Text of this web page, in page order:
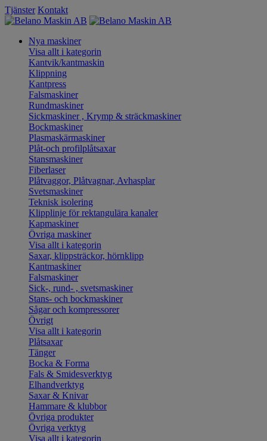
Tjänster Kontakt
Nya maskiner
Visa allt i kategorin
Kantvik/kantmaskin
Klippning
Kantpress
Falsmaskiner
Rundmaskiner
Sickmaskiner , Krymp & sträckmaskiner
Bockmaskiner
Plasmaskärmaskiner
Plåt-och profilplåtsaxar
Stansmaskiner
Fiberlaser
Plåtvaggor, Plåtvagnar, Avhasplar
Svetsmaskiner
Teknisk isolering
Klipplinje för rektangulära kanaler
Kapmaskiner
Övriga maskiner
Visa allt i kategorin
Saxar, klippsträckor, hörnklipp
Kantmaskiner
Falsmaskiner
Sick-, rund- , svetsmaskiner
Stans- och bockmaskiner
Sågar och kompressorer
Övrigt
Visa allt i kategorin
Plåtsaxar
Tänger
Bocka & Forma
Fals & Smidesverktyg
Elhandverktyg
Saxar & Knivar
Hammare & klubbor
Övriga produkter
Övriga verktyg
Visa allt i kategorin